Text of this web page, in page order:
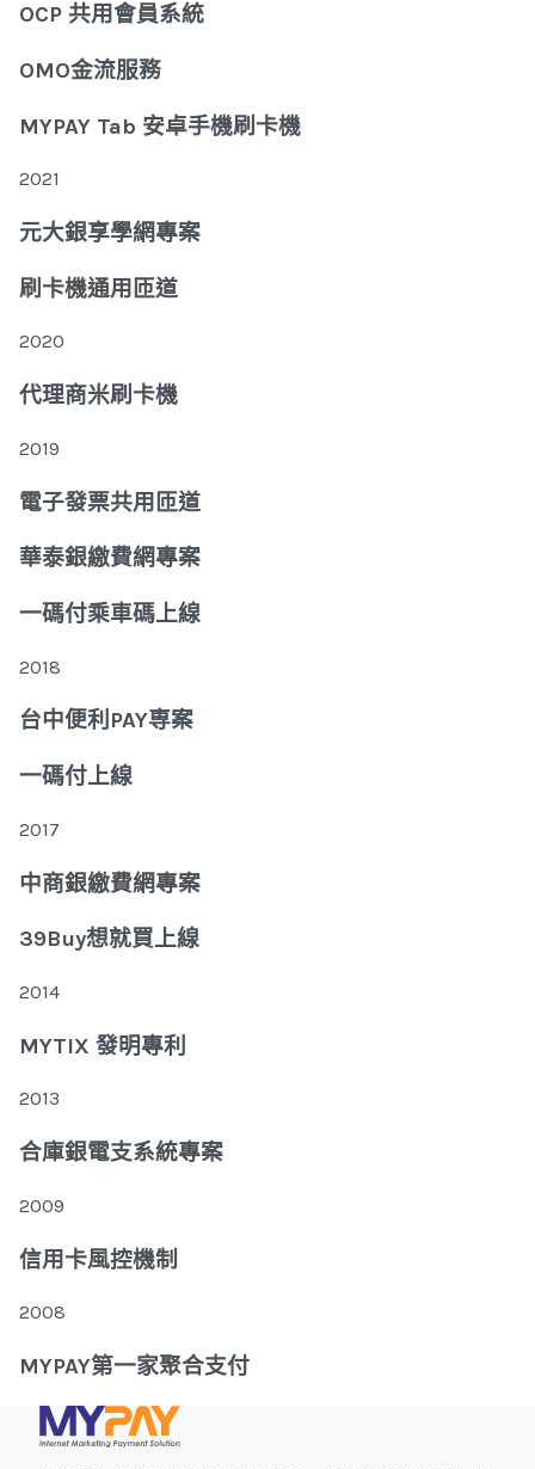
OCP 共用會員系統
OMO金流服務
MYPAY Tab 安卓手機刷卡機
2021
元大銀享學網專案
刷卡機通用匝道
2020
代理商米刷卡機
2019
電子發票共用匝道
華泰銀繳費網專案
一碼付乘車碼上線
2018
台中便利PAY専案
一碼付上線
2017
中商銀繳費網專案
39Buy想就買上線
2014
MYTIX 發明專利
2013
合庫銀電支系統專案
2009
信用卡風控機制
2008
MYPAY第一家聚合支付